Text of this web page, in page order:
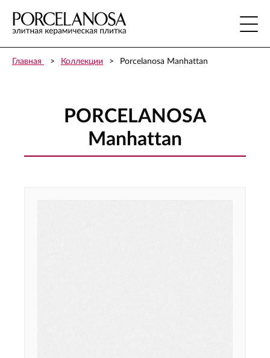
Главная Коллекции Porcelanosa Manhattan
PORCELANOSA
Manhattan